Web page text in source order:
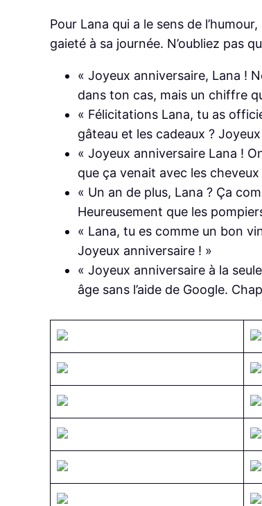
Pour Lana qui a le sens de
gaieté à sa journée. N’oubliez pas
« Joyeux anniversaire, Lana !
dans ton cas, mais un chiffre
« Félicitations Lana, tu as
gâteau et les cadeaux ?
« Joyeux anniversaire Lana !
que ça venait avec les
« Un an de plus, Lana ? Ça
Heureusement que les
« Lana, tu es comme un bon
Joyeux anniversaire ! »
« Joyeux anniversaire à la
âge sans l’aide de Google.